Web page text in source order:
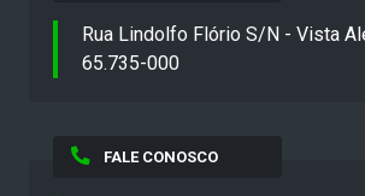
Rua Lindolfo Flório S/N - Vista
65.735-000
FALE CONOSCO